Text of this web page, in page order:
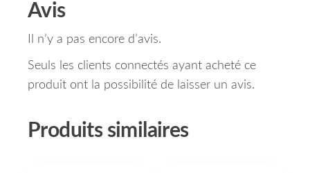
Avis
Il n’y a pas encore d’avis.
Seuls les clients connectés ayant acheté ce
produit ont la possibilité de laisser un avis.
Produits similaires